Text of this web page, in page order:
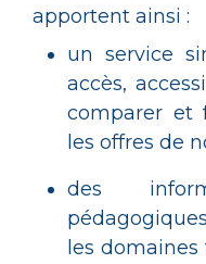
apportent ainsi :
un service
accès,
comparer et
les offres de
des
les